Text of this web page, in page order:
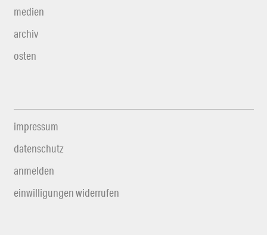
medien
archiv
osten
impressum
datenschutz
anmelden
einwilligungen widerrufen